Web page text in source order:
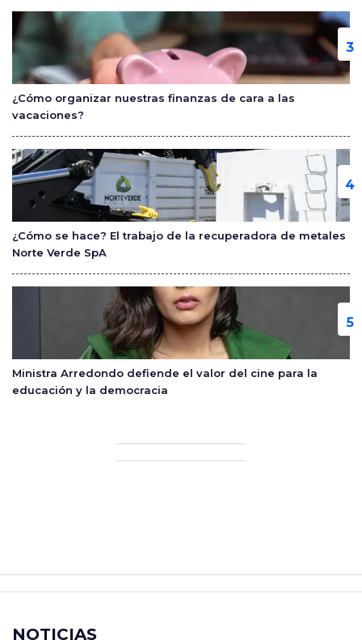
¿Cómo organizar nuestras finanzas de cara a las
vacaciones?
¿Cómo se hace? El trabajo de la recuperadora de metales
Norte Verde SpA
Ministra Arredondo defiende el valor del cine para la
educación y la democracia
NOTICIAS